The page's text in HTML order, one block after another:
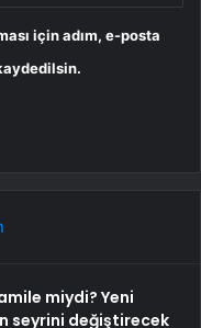
için adım, e-posta
miydi? Yeni
seyrini değiştirecek